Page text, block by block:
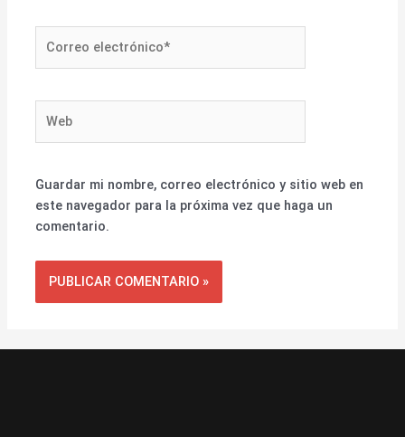
electrónico*
Guardar mi nombre, correo electrónico y sitio web en
este navegador para la próxima vez que haga un
comentario.